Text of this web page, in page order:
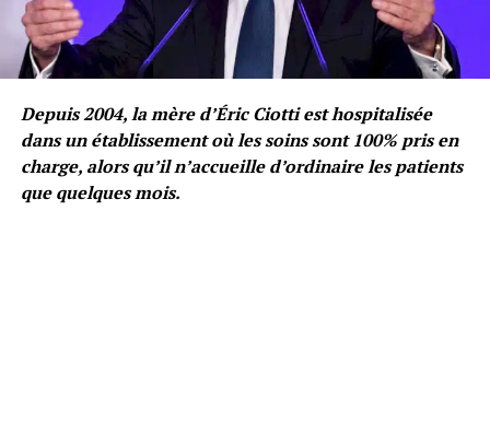
Depuis 2004, la mère d’Éric Ciotti est hospitalisée
dans un établissement où les soins sont 100% pris en
charge, alors qu’il n’accueille d’ordinaire les patients
que quelques mois.